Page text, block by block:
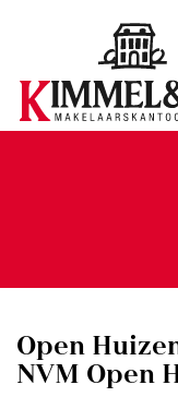
Open
NVM Open